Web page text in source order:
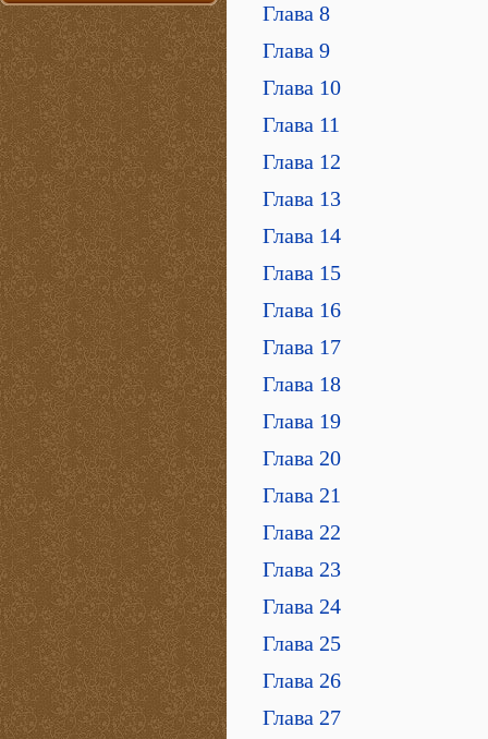
Глава 8
Глава 9
Глава 10
Глава 11
Глава 12
Глава 13
Глава 14
Глава 15
Глава 16
Глава 17
Глава 18
Глава 19
Глава 20
Глава 21
Глава 22
Глава 23
Глава 24
Глава 25
Глава 26
Глава 27